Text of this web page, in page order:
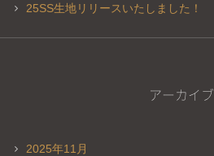
25SS生地リリースいたしました！
アーカイブ
2025年11月